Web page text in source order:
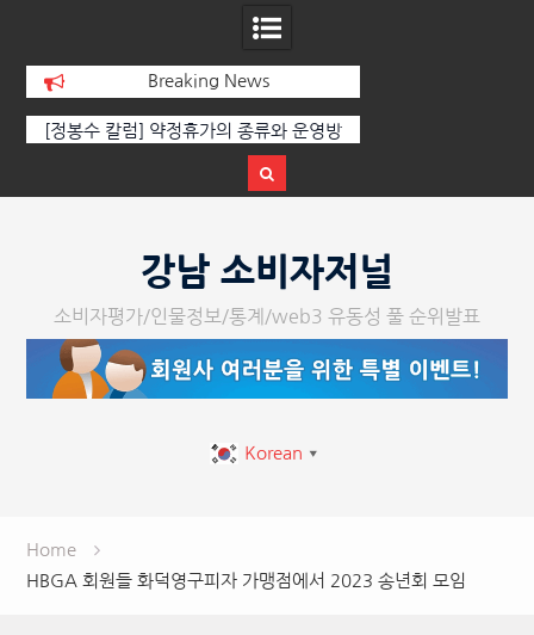
Breaking News
[정봉수 칼럼] 약정휴가의 종류와 운영방
강남 소비자저널
소비자평가/인물정보/통계/web3 유동성 풀 순위발표
Korean ▼
Home
HBGA 회원들 화덕영구피자 가맹점에서 2023 송년회 모임